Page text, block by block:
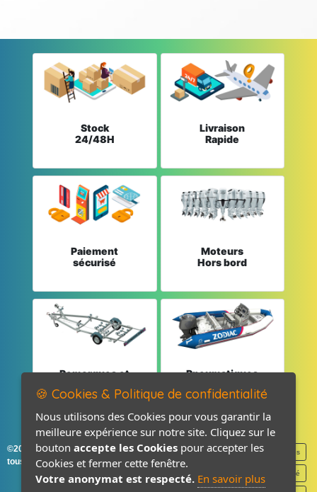
Stock
24/48H
Livraison
Rapide
Paiement
sécurisé
Moteurs
Hors bord
Remorques et
Pneumatiques
©2026-2027 France Accastillage
tous droits réservés
Mentions légales
Politique de confidentialité
🍪 Cookies & Politique de confidentialité
Nous utilisons des Cookies pour vous garantir la
meilleure expérience sur notre site. Cliquez sur le
bouton accepte les Cookies pour accepter les
Cookies et fermer cette fenêtre.
Votre anonymat est respecté. En savoir plus